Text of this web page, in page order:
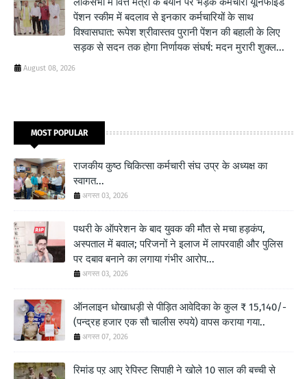
पेंशन स्कीम में बदलाव से इनकार कर्मचारियों के साथ
विश्वासघात: रूपेश श्रीवास्तव पुरानी पेंशन की बहाली के लिए
सड़क से सदन तक होगा निर्णायक संघर्ष: मदन मुरारी शुक्ल...
August 08, 2026
MOST POPULAR
राजकीय कुष्ठ चिकित्सा कर्मचारी संघ उप्र के अध्यक्ष का
स्वागत...
अगस्त 03, 2026
पथरी के ऑपरेशन के बाद युवक की मौत से मचा हड़कंप,
अस्पताल में बवाल; परिजनों ने इलाज में लापरवाही और पुलिस
पर दबाव बनाने का लगाया गंभीर आरोप...
अगस्त 03, 2026
ऑनलाइन धोखाधड़ी से पीड़ित आवेदिका के कुल ₹ 15,140/-
(पन्द्रह हजार एक सौ चालीस रुपये) वापस कराया गया..
अगस्त 07, 2026
रिमांड पऱ आए रेपिस्ट सिपाही ने खोले 10 साल की बच्ची से